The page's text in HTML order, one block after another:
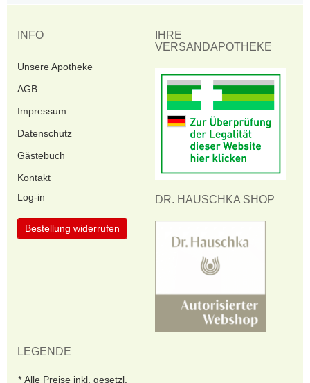
INFO
Unsere Apotheke
AGB
Impressum
Datenschutz
Gästebuch
Kontakt
Log-in
Bestellung widerrufen
IHRE
VERSANDAPOTHEKE
DR. HAUSCHKA SHOP
LEGENDE
Alle Preise inkl. gesetzl.